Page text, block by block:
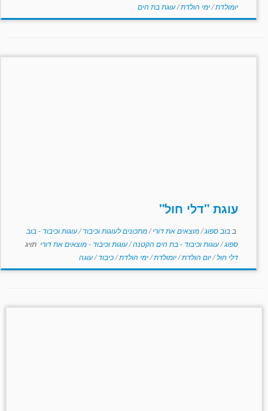
יומולדת/ימי הולדת/עוגת בת הים
עוגת "דלי חול"
ב בוב ספוג/מוצאים את דורי/מתכונים לעוגות וכיבוד/עוגות וכיבוד - בוב
ספוג/עוגות וכיבוד - בת הים הקטנה/עוגות וכיבוד - מוצאים את דורי תויג
דלי חול/יום הולדת/יומולדת/ימי הולדת/כיבוד/עוגה